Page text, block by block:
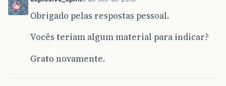
Obrigado pelas respostas pessoal.
Vocês teriam algum material para indicar?
Grato novamente.